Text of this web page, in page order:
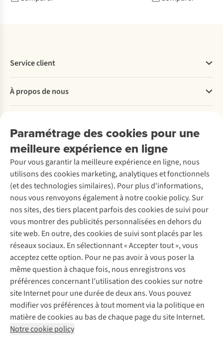
Paramétrage des cookies pour une
meilleure expérience en ligne
Pour vous garantir la meilleure expérience en ligne, nous
utilisons des cookies marketing, analytiques et fonctionnels
(et des technologies similaires). Pour plus d'informations,
nous vous renvoyons également à notre cookie policy. Sur
nos sites, des tiers placent parfois des cookies de suivi pour
vous montrer des publicités personnalisées en dehors du
site web. En outre, des cookies de suivi sont placés par les
réseaux sociaux. En sélectionnant « Accepter tout », vous
acceptez cette option. Pour ne pas avoir à vous poser la
même question à chaque fois, nous enregistrons vos
préférences concernant l’utilisation des cookies sur notre
site Internet pour une durée de deux ans. Vous pouvez
modifier vos préférences à tout moment via la politique en
matière de cookies au bas de chaque page du site Internet.
Notre cookie policy
Service client
Commander
Payer
Retourner
Rétractation d'une commande
Entretien & réparations
Garantie
Contactez-nous
À propos de nous
Entreprise responsable
À propos d’Ayacucho
Nos magasins
À propos d’A.S.Adventure
Déclaration d'accessibilité
Location / Location sports d’hiver
Seconde-main
Entretien de ski
Service de lavage
Entretien de chaussures
Réparation de chaussures
Réparation de vêtements
Retouches
Pour les entreprises
Découvrez
A.S.Magazine
Explore Camp
Expertise & conseils
Abonnez-vous à la newsletter
Suivez-nous
Mentions légales
Politique de confidentialité
Conditions générales
Cookie Policy